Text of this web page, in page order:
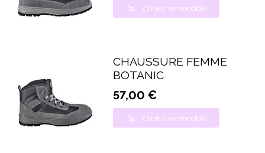
Choisir un modèle
CHAUSSURE FEMME
BOTANIC
57,00 €
Choisir un modèle